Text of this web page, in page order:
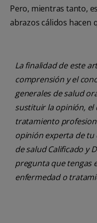
Pero, mientras tanto,
abrazos cálidos hacen
La finalidad de este
comprensión y el
generales de salud
sustituir la opinión, el
tratamiento
opinión experta de
de salud Calificado y
pregunta que tengas
enfermedad o